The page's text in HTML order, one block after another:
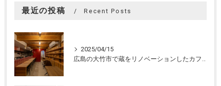
最近の投稿 Recent Posts
2025/04/15